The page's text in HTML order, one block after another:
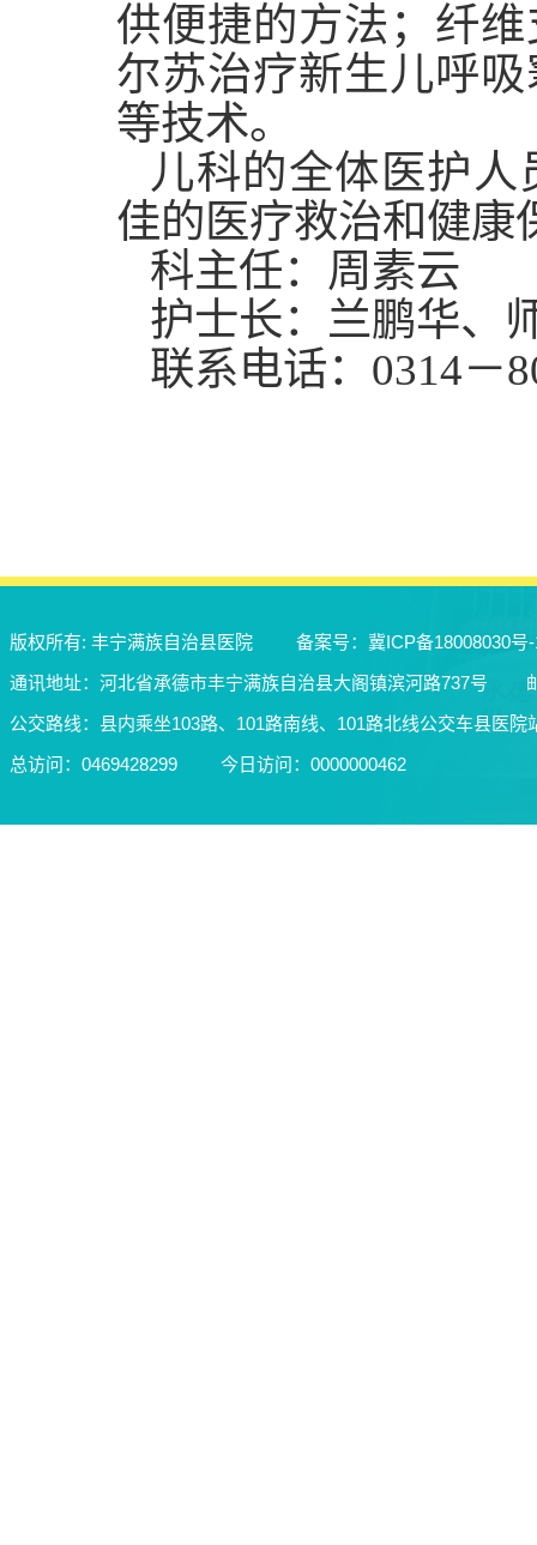
供便捷的方法；纤
尔苏治疗新生儿呼
等技术。
儿科的全体医护
佳的医疗救治和健康
科主任：周素云
护士长：兰鹏华、
联系电话：0314－
版权所有: 丰宁满族自治县医院 备案号： 冀ICP备18008030号
通讯地址：河北省承德市丰宁满族自治县大阁镇滨河路737号
公交路线：县内乘坐103路、101路南线、101路北线公交车县医院
总访问： 0469428299 今日访问： 0000000462